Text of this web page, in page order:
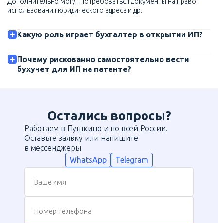
использования юридического адреса и др.
Какую роль играет бухгалтер в открытии ИП?
Почему рискованно самостоятельно вести
бухучет для ИП на патенте?
Остались вопросы?
Работаем в Пушкино и по всей России.
Оставьте заявку или напишите
в мессенджеры
WhatsApp
Telegram
Ваше имя
Номер телефона